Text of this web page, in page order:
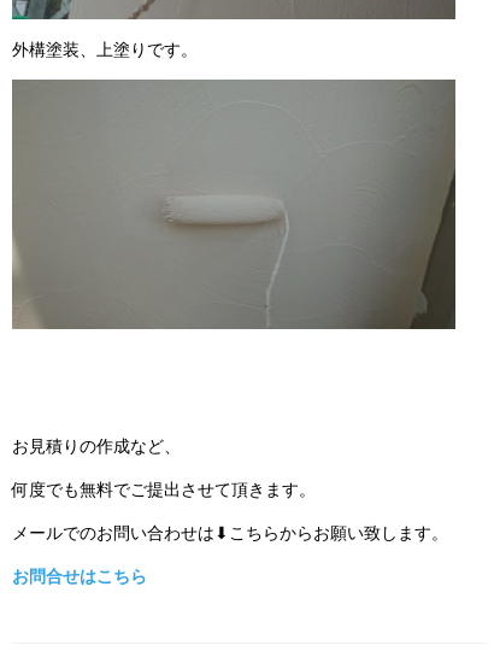
外構塗装、上塗りです。
お見積りの作成など、
何度でも無料でご提出させて頂きます。
メールでのお問い合わせは⬇こちらからお願い致します。
お問合せはこちら